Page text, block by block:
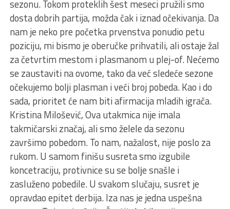
sezonu. Tokom proteklih šest meseci pružili smo
dosta dobrih partija, možda čak i iznad očekivanja. Da
nam je neko pre početka prvenstva ponudio petu
poziciju, mi bismo je oberučke prihvatili, ali ostaje žal
za četvrtim mestom i plasmanom u plej-of. Nećemo
se zaustaviti na ovome, tako da već sledeće sezone
očekujemo bolјi plasman i veći broj pobeda. Kao i do
sada, prioritet će nam biti afirmacija mladih igrača.
Kristina Milošević, Ova utakmica nije imala
takmičarski značaj, ali smo želele da sezonu
završimo pobedom. To nam, nažalost, nije poslo za
rukom. U samom finišu susreta smo izgubile
koncetraciju, protivnice su se bolјe snašle i
zasluženo pobedile. U svakom slučaju, susret je
opravdao epitet derbija. Iza nas je jedna uspešna